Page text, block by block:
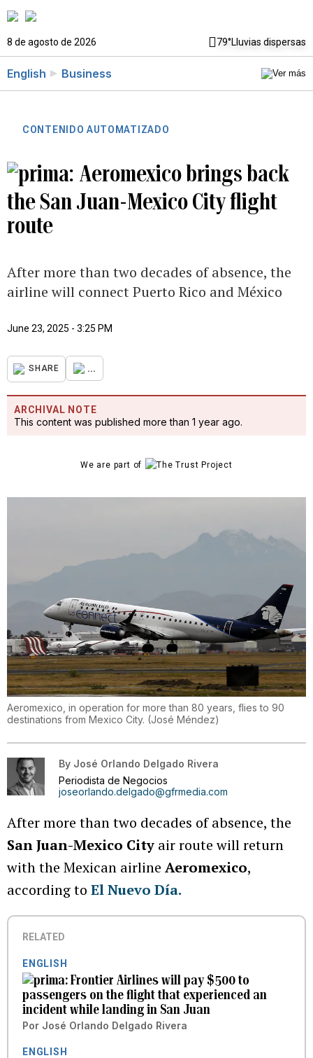
8 de agosto de 2026 79°Lluvias dispersas
English Business
CONTENIDO AUTOMATIZADO
Aeromexico brings back
the San Juan-Mexico City flight
route
After more than two decades of absence, the
airline will connect Puerto Rico and México
June 23, 2025 - 3:25 PM
SHARE ...
ARCHIVAL NOTE
This content was published more than 1 year ago.
We are part of
Aeromexico, in operation for more than 80 years, flies to 90
destinations from Mexico City. (José Méndez)
By José Orlando Delgado Rivera
Periodista de Negocios
joseorlando.delgado@gfrmedia.com
After more than two decades of absence, the
San Juan-Mexico City air route will return
with the Mexican airline Aeromexico,
according to El Nuevo Día.
RELATED
ENGLISH
Frontier Airlines will pay $500 to
passengers on the flight that experienced an
incident while landing in San Juan
Por José Orlando Delgado Rivera
ENGLISH